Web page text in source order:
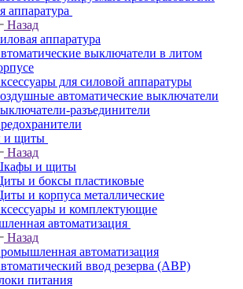
аппаратура
Назад
аппаратура
выключатели в литом
для силовой аппаратуры
автоматические выключатели
разъединители
щиты
Назад
и щиты
и боксы пластиковые
и корпуса металлические
и комплектующие
автоматизация
Назад
автоматизация
ввод резерва (АВР)
питания